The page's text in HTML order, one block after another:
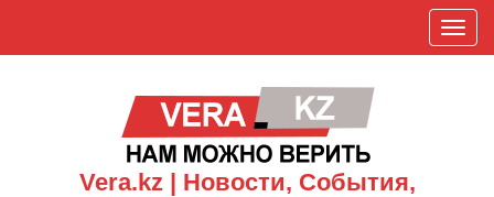
П
о
Vera.kz | Новости, События,